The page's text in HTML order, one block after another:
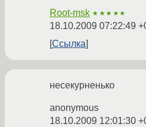
Root-msk ★★★★★
18.10.2009 07:22:49
Ссылка
несекурненько
anonymous
18.10.2009 12:01:30